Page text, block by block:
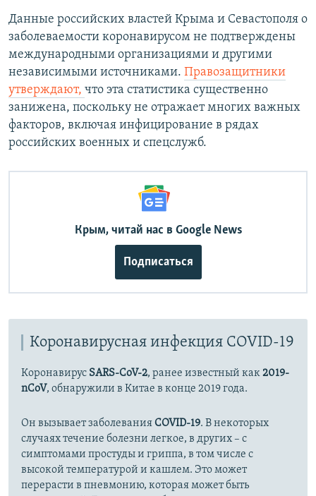
Данные российских властей Крыма и Севастополя о
заболеваемости коронавирусом не подтверждены
международными организациями и другими
независимыми источниками. Правозащитники
утверждают, что эта статистика существенно
занижена, поскольку не отражает многих важных
факторов, включая инфицирование в рядах
российских военных и спецслужб.
Крым, читай нас в Google News
Подписаться
Коронавирусная инфекция COVID-19
Коронавирус SARS-CoV-2, ранее известный как2019-
nCoV, обнаружили в Китае в конце 2019 года.
Он вызывает заболеванияCOVID-19. В некоторых
случаях течение болезни легкое, в других – с
симптомами простуды и гриппа, в том числе с
высокой температурой и кашлем. Это может
перерасти в пневмонию, которая может быть